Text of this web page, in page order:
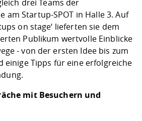
Fremdsprachen
Jobs, Praktika,
drei Teams der
am Startup-SPOT in Halle 3. Auf
on stage‘ lieferten sie dem
Publikum wertvolle Einblicke
- von der ersten Idee bis zum
einige Tipps für eine erfolgreiche
mit Besuchern und